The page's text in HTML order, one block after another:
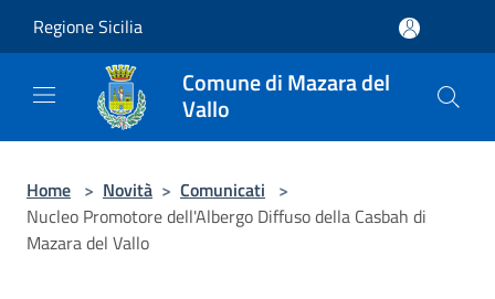
Regione Sicilia
Comune di Mazara del
Vallo
Home > Novità > Comunicati >
Nucleo Promotore dell'Albergo Diffuso della Casbah di
Mazara del Vallo